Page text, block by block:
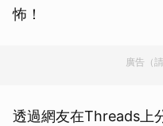
怖！
廣告（
透過網友在Threads上